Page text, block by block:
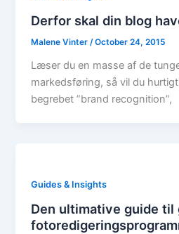
Derfor skal din blog
Malene Vinter/October 24, 2015
Læser du en masse af de
markedsføring, så vil du
begrebet ”brand recognition”,
Guides & Insights
Den ultimative guide til